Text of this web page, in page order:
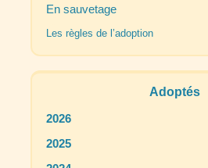
En sauvetage
Les règles de l’adoption
Adoptés
2026
2025